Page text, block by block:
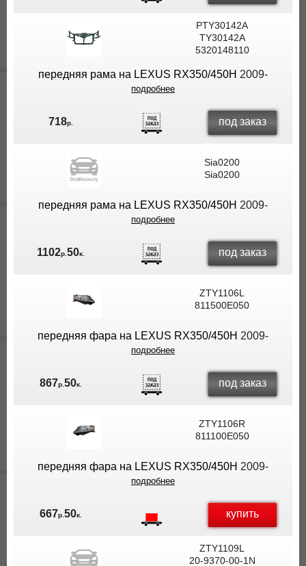
PTY30142A
TY30142A
5320148110
передняя рама на LEXUS RX350/450H 2009-
подробнее
718р. под заказ
Sia0200
Sia0200
передняя рама на LEXUS RX350/450H 2009-
подробнее
1102р. 50к. под заказ
ZTY1106L
811500E050
передняя фара на LEXUS RX350/450H 2009-
подробнее
867р. 50к. под заказ
ZTY1106R
811100E050
передняя фара на LEXUS RX350/450H 2009-
подробнее
667р. 50к. купить
ZTY1109L
20-9370-00-1N